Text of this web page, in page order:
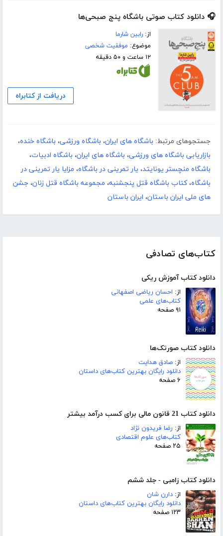
کتاب‌های تصادفی
دانلود کتاب آموزش ریکی
از: احسان ریاضی اصفهانی
کتاب‌های علمی
۹۱ صفحه
دانلود کتاب صورتک‌ها
از: صادق هدایت
دانلود رایگان بهترین کتاب‌های داستان
۶ صفحه
دانلود کتاب 21 قانون مالی برای کسب درآمد بیشتر
از: رضا فریدون نژاد
کتاب‌های علوم اقتصادی
۲۵ صفحه
دانلود کتاب زامبی - جلد ششم
از: دارن شان
دانلود رایگان بهترین کتاب‌های داستان
۱۲۳ صفحه
🎧 دانلود کتاب صوتی باشگاه پنج صبحی‌ها
از:رابین شارما
موضوع: موفقیت شخصی
۱۲ ساعت و ۵۰ دقیقه
دریافت از کتابراه
جستجوهای مرتبط: باشگاه های ایران، باشگاه ورزشی، باشگاه خنده،
بازاریابی باشگاه های ورزشی، باشگاه های ایران، باشگاه ادبیات،
باشگاه منچستر یونایتد، یار تمرینی در باشگاه، مزایا یار تمرینی در
باشگاه،کتاب باشگاه قتل پنجشنبه، مجموعه باشگاه قتل زنان، جشن
های ملی ایران باستان، ایران باستان